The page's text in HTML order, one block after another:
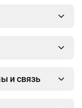
и связь